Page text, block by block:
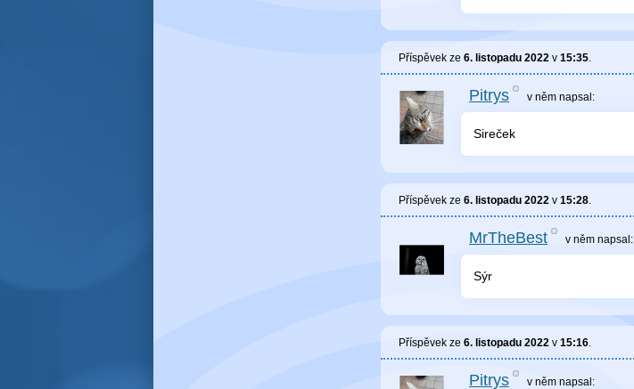
Příspěvek ze 6. listopadu 2022 v 15:35.
Pitrys v němnapsal:
Sireček
Příspěvek ze 6. listopadu 2022 v 15:28.
MrTheBest v němnapsal:
Sýr
Příspěvek ze 6. listopadu 2022 v 15:16.
Pitrys v němnapsal: